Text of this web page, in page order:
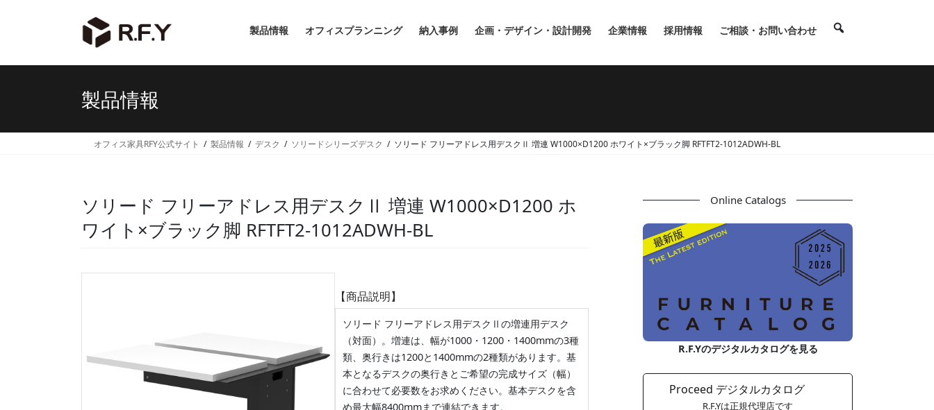
製品情報 オフィスプランニング 納入事例 企画・デザイン・設計開発 企業情報 採用情報 ご相談・お問い合わせ
製品情報
オフィス家具RFY公式サイト 製品情報 デスク ソリードシリーズデスク ソリード フリーアドレス用デスクⅡ 増連 W1000×D1200 ホワイト×ブラック脚 RFTFT2-1012ADWH-BL
ソリード フリーアドレス用デスクⅡ 増連 W1000×D1200 ホ
ワイト×ブラック脚 RFTFT2-1012ADWH-BL
【商品説明】
ソリード フリーアドレス用デスクⅡの増連用デスク
（対面）。増連は、幅が1000・1200・1400mmの3種
類、奥行きは1200と1400mmの2種類があります。基
本となるデスクの奥行きとご希望の完成サイズ（幅）
に合わせて必要数をお求めください。基本デスクを含
め最大幅8400mmまで連結できます。
Online Catalogs
R.F.Yのデジタルカタログを見る
Proceed デジタルカタログ
R.F.Yは正規代理店です